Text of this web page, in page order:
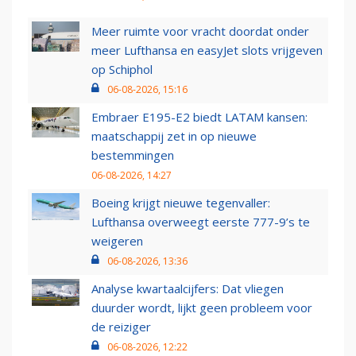
Meer ruimte voor vracht doordat onder
meer Lufthansa en easyJet slots vrijgeven
op Schiphol
06-08-2026, 15:16
Embraer E195-E2 biedt LATAM kansen:
maatschappij zet in op nieuwe
bestemmingen
06-08-2026, 14:27
Boeing krijgt nieuwe tegenvaller:
Lufthansa overweegt eerste 777-9’s te
weigeren
06-08-2026, 13:36
Analyse kwartaalcijfers: Dat vliegen
duurder wordt, lijkt geen probleem voor
de reiziger
06-08-2026, 12:22